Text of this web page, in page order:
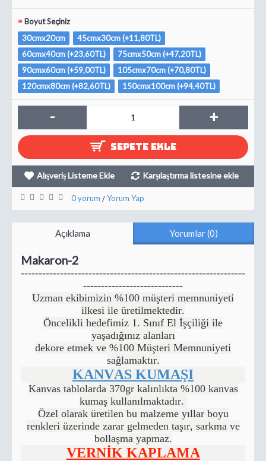
Boyut Seçiniz
30cmx20cm
45cmx30cm (+11,80TL)
60cmx40cm (+23,60TL)
75cmx50cm (+47,20TL)
90cmx60cm (+59,00TL)
105cmx70cm (+70,80TL)
120cmx80cm (+82,60TL)
150cmx100cm (+94,40TL)
- +
SEPETE EKLE
Alışveriş Listeme Ekle Karşılaştırma listesine ekle
0 yorum /Yorum Yap
Açıklama Yorumlar (0)
Makaron-2
---------------------------------------------------------------
----------------------------
Uzman ekibimizin %100 müşteri memnuniyeti
ilkesi ile üretilmektedir.
Öncelikli hedefimiz 1. Sınıf El İşçiliği ile
yaşadığınız alanları
dekore etmek ve %100 Müşteri Memnuniyeti
sağlamaktır.
KANVAS KUMAŞI
Kanvas tablolarda 370gr kalınlıkta %100 kanvas
kumaş kullanılmaktadır.
Özel olarak üretilen bu malzeme yıllar boyu
renkleri üzerinde zarar gelmeden taşır, sarkma ve
bollaşma yapmaz.
VERNİK KAPLAMA